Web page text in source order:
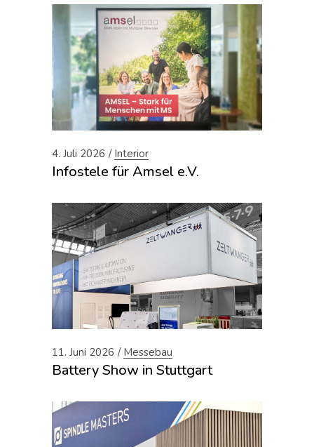
4. Juli 2026 Interior
Infostele für Amsel e.V.
11. Juni 2026 Messebau
Battery Show in Stuttgart